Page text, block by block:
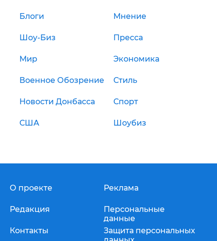
Блоги Мнение
Шоу-Биз Пресса
Мир Экономика
Военное Обозрение Стиль
Новости Донбасса Спорт
США Шоубиз
О проекте
Редакция
Контакты
Реклама
Персональные
данные
Защита персональных